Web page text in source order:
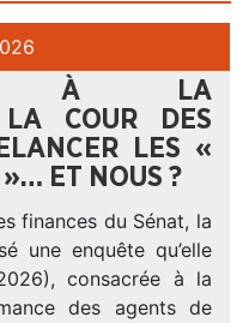
À LA
LA COUR DES
LES «
»… ET NOUS ?
finances du Sénat, la
une enquête qu’elle
consacrée à la
des agents de